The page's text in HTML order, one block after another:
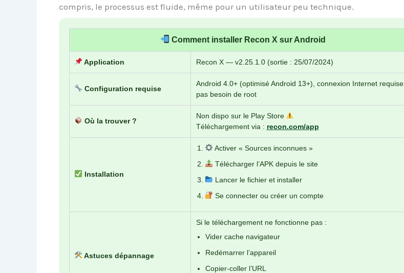
compris, le processus est fluide, même pour un utilisateur peu technique.
Comment installer Recon X sur Android
Application Recon X — v2.25.1.0 (sortie : 25/07/2024)
Configuration requise
Android 4.0+ (optimisé Android 13+), connexion Internet requise,
pas besoin de root
Où la trouver ?
Non dispo sur le Play Store
Téléchargement via : recon.com/app
Installation
Activer « Sources inconnues »
Télécharger l’APK depuis le site
Lancer le fichier et installer
Se connecter ou créer un compte
Astuces dépannage
Si le téléchargement ne fonctionne pas :
Vider cache navigateur
Redémarrer l’appareil
Copier-coller l’URL